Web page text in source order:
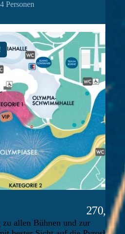
Personen
270,00 €
allen Bühnen und zur